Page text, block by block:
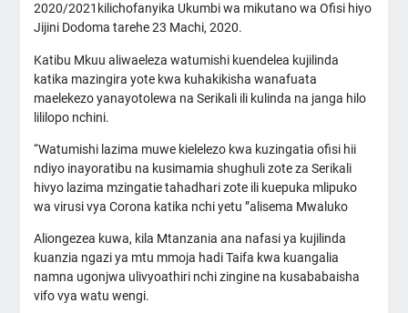
2020/2021kilichofanyika Ukumbi wa mikutano wa Ofisi hiyo
Jijini Dodoma tarehe 23 Machi, 2020.
Katibu Mkuu aliwaeleza watumishi kuendelea kujilinda
katika mazingira yote kwa kuhakikisha wanafuata
maelekezo yanayotolewa na Serikali ili kulinda na janga hilo
lililopo nchini.
“Watumishi lazima muwe kielelezo kwa kuzingatia ofisi hii
ndiyo inayoratibu na kusimamia shughuli zote za Serikali
hivyo lazima mzingatie tahadhari zote ili kuepuka mlipuko
wa virusi vya Corona katika nchi yetu ”alisema Mwaluko
Aliongezea kuwa, kila Mtanzania ana nafasi ya kujilinda
kuanzia ngazi ya mtu mmoja hadi Taifa kwa kuangalia
namna ugonjwa ulivyoathiri nchi zingine na kusababaisha
vifo vya watu wengi.